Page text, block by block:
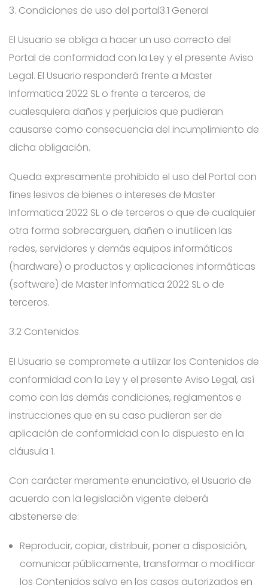
3. Condiciones de uso del portal3.1 General
El Usuario se obliga a hacer un uso correcto del
Portal de conformidad con la Ley y el presente Aviso
Legal. El Usuario responderá frente a Master
Informatica 2022 SL o frente a terceros, de
cualesquiera daños y perjuicios que pudieran
causarse como consecuencia del incumplimiento de
dicha obligación.
Queda expresamente prohibido el uso del Portal con
fines lesivos de bienes o intereses de Master
Informatica 2022 SL o de terceros o que de cualquier
otra forma sobrecarguen, dañen o inutilicen las
redes, servidores y demás equipos informáticos
(hardware) o productos y aplicaciones informáticas
(software) de Master Informatica 2022 SL o de
terceros.
3.2 Contenidos
El Usuario se compromete a utilizar los Contenidos de
conformidad con la Ley y el presente Aviso Legal, así
como con las demás condiciones, reglamentos e
instrucciones que en su caso pudieran ser de
aplicación de conformidad con lo dispuesto en la
cláusula 1.
Con carácter meramente enunciativo, el Usuario de
acuerdo con la legislación vigente deberá
abstenerse de:
Reproducir, copiar, distribuir, poner a disposición,
comunicar públicamente, transformar o modificar
los Contenidos salvo en los casos autorizados en